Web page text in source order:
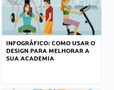
INFOGRÁFICO: COMO USAR O
DESIGN PARA MELHORAR A
SUA ACADEMIA